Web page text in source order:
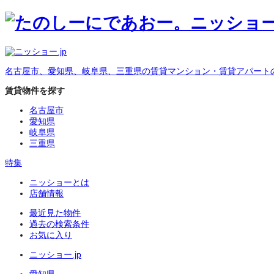
名古屋市、愛知県、岐阜県、三重県の賃貸マンション・賃貸アパート
賃貸物件を探す
名古屋市
愛知県
岐阜県
三重県
特集
ニッショーとは
店舗情報
最近見た物件
過去の検索条件
お気に入り
ニッショー.jp